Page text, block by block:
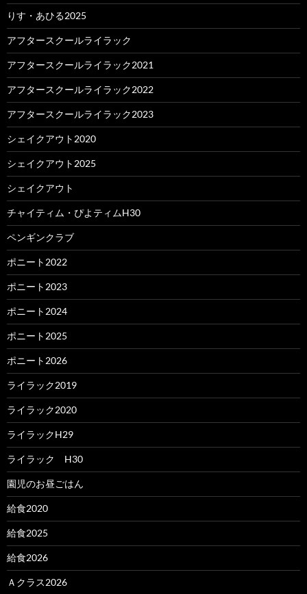
りす・あひる2025
アフタースクールライラック
アフタースクールライラック2021
アフタースクールライラック2022
アフタースクールライラック2023
シェイクアウト2020
シェイクアウト2025
シェイクアウト
チャイティム・ぴよティムH30
ペンギンクラブ
ポニート2022
ポニート2023
ポニート2024
ポニート2025
ポニート2026
ライラック2019
ライラック2020
ライラックH29
ライラック H30
園児のお昼ごはん
給食2020
給食2025
給食2026
Ａクラス2026